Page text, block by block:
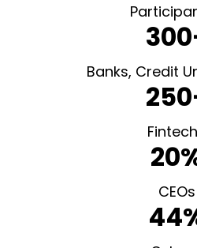
Banks, Credit
CEOs